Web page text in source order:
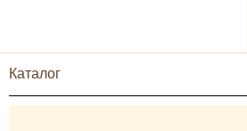
Каталог